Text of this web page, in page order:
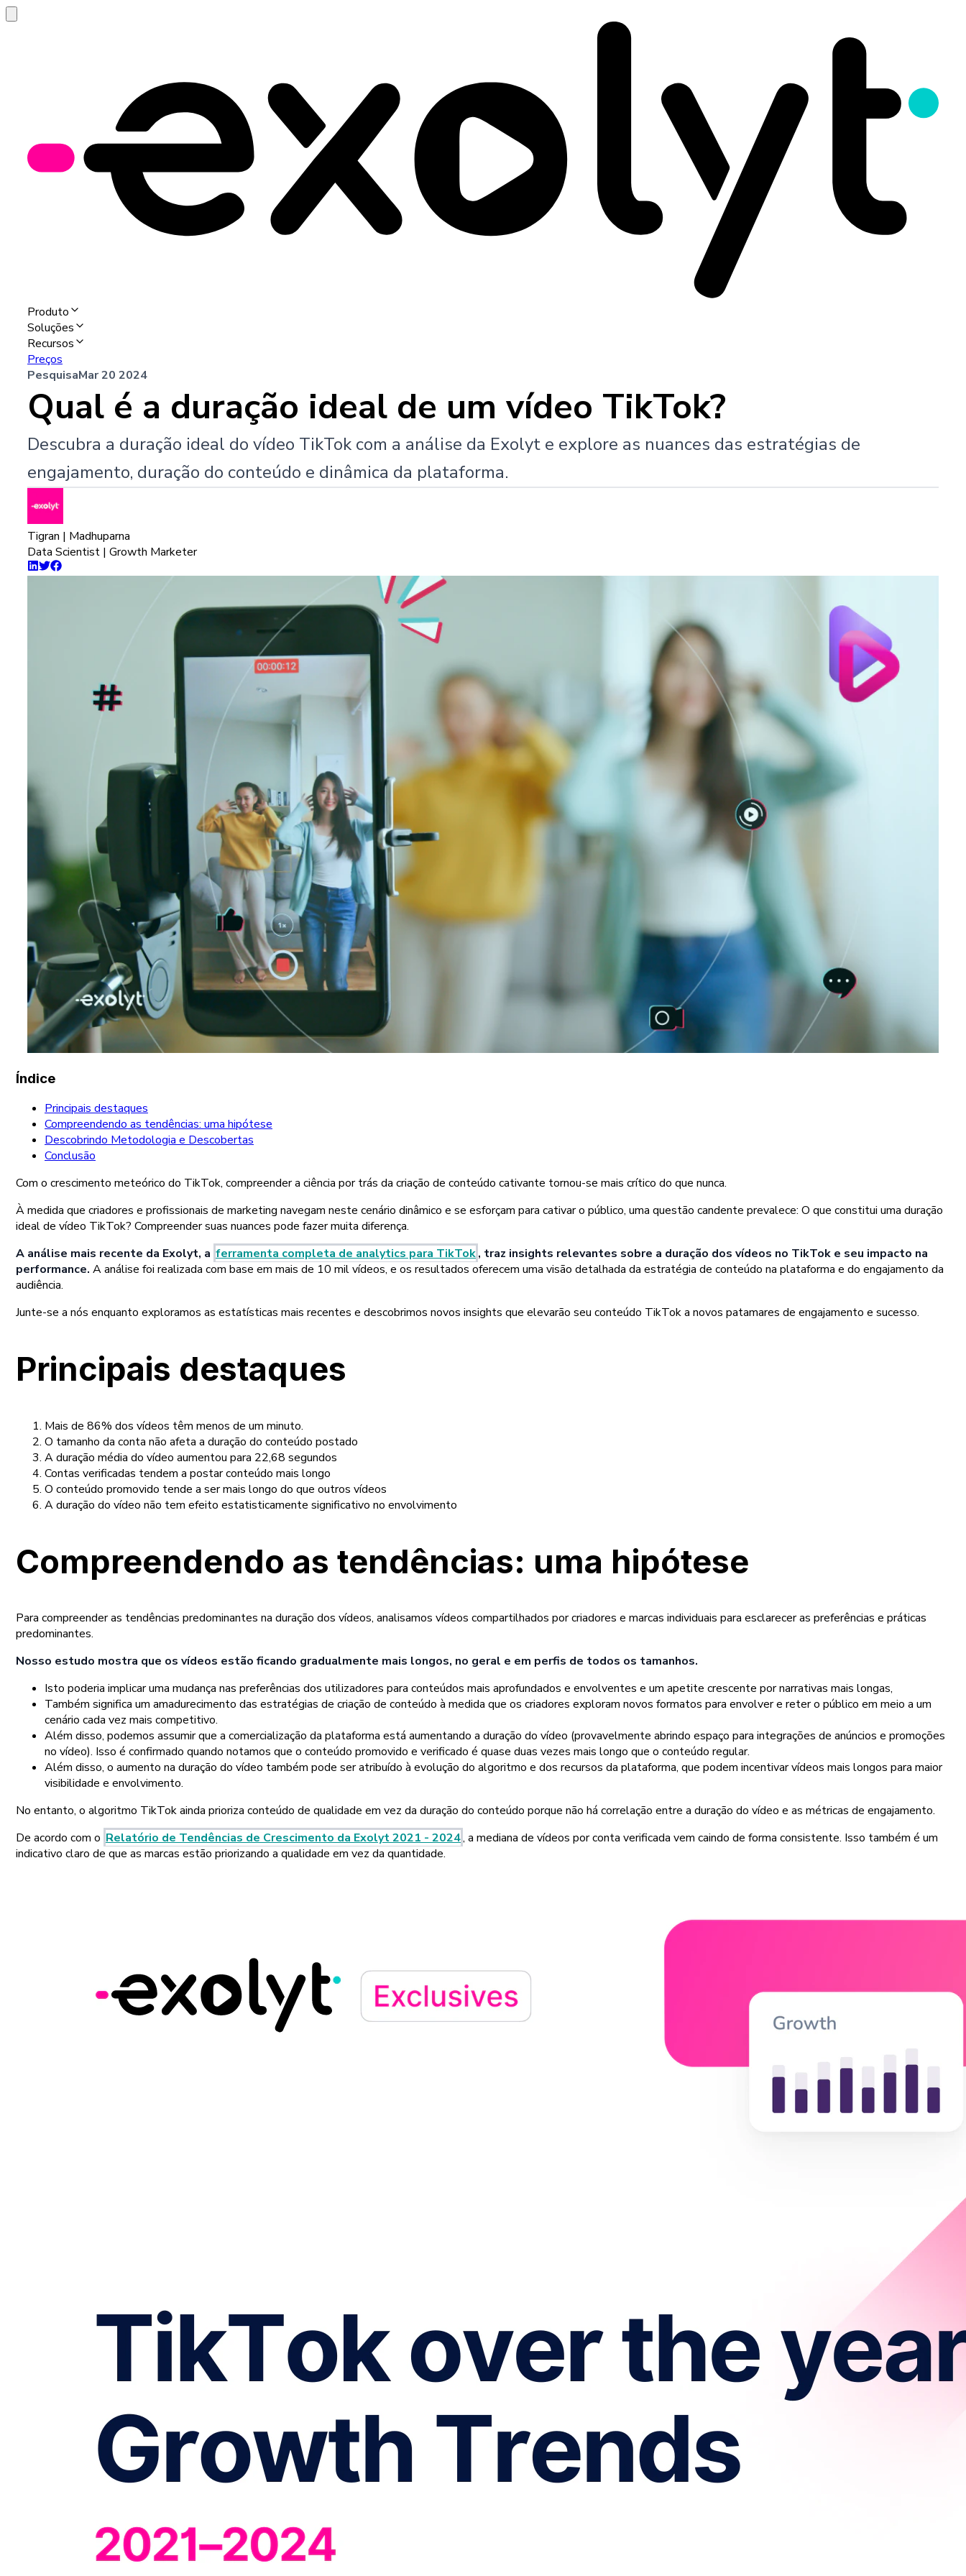
Produto
Soluções
Recursos
Preços
PesquisaMar 20 2024
Qual é a duração ideal de um vídeo TikTok?
Descubra a duração ideal do vídeo TikTok com a análise da Exolyt e explore as nuances das estratégias de
engajamento, duração do conteúdo e dinâmica da plataforma.
Tigran | Madhuparna
Data Scientist | Growth Marketer
Índice
Principais destaques
Compreendendo as tendências: uma hipótese
Descobrindo Metodologia e Descobertas
Conclusão
Com o crescimento meteórico do TikTok, compreender a ciência por trás da criação de conteúdo cativante tornou-se mais crítico do que nunca.
À medida que criadores e profissionais de marketing navegam neste cenário dinâmico e se esforçam para cativar o público, uma questão candente prevalece: O que constitui uma duração
ideal de vídeo TikTok? Compreender suas nuances pode fazer muita diferença.
A análise mais recente da Exolyt, a ferramenta completa de analytics para TikTok, traz insights relevantes sobre a duração dos vídeos no TikTok e seu impacto na
performance. A análise foi realizada com base em mais de 10 mil vídeos, e os resultados oferecem uma visão detalhada da estratégia de conteúdo na plataforma e do engajamento da
audiência.
Junte-se a nós enquanto exploramos as estatísticas mais recentes e descobrimos novos insights que elevarão seu conteúdo TikTok a novos patamares de engajamento e sucesso.
Principais destaques
Mais de 86% dos vídeos têm menos de um minuto.
O tamanho da conta não afeta a duração do conteúdo postado
A duração média do vídeo aumentou para 22,68 segundos
Contas verificadas tendem a postar conteúdo mais longo
O conteúdo promovido tende a ser mais longo do que outros vídeos
A duração do vídeo não tem efeito estatisticamente significativo no envolvimento
Compreendendo as tendências: uma hipótese
Para compreender as tendências predominantes na duração dos vídeos, analisamos vídeos compartilhados por criadores e marcas individuais para esclarecer as preferências e práticas
predominantes.
Nosso estudo mostra que os vídeos estão ficando gradualmente mais longos, no geral e em perfis de todos os tamanhos.
Isto poderia implicar uma mudança nas preferências dos utilizadores para conteúdos mais aprofundados e envolventes e um apetite crescente por narrativas mais longas,
Também significa um amadurecimento das estratégias de criação de conteúdo à medida que os criadores exploram novos formatos para envolver e reter o público em meio a um
cenário cada vez mais competitivo.
Além disso, podemos assumir que a comercialização da plataforma está aumentando a duração do vídeo (provavelmente abrindo espaço para integrações de anúncios e promoções
no vídeo). Isso é confirmado quando notamos que o conteúdo promovido e verificado é quase duas vezes mais longo que o conteúdo regular.
Além disso, o aumento na duração do vídeo também pode ser atribuído à evolução do algoritmo e dos recursos da plataforma, que podem incentivar vídeos mais longos para maior
visibilidade e envolvimento.
No entanto, o algoritmo TikTok ainda prioriza conteúdo de qualidade em vez da duração do conteúdo porque não há correlação entre a duração do vídeo e as métricas de engajamento.
De acordo com o Relatório de Tendências de Crescimento da Exolyt 2021 - 2024, a mediana de vídeos por conta verificada vem caindo de forma consistente. Isso também é um
indicativo claro de que as marcas estão priorizando a qualidade em vez da quantidade.